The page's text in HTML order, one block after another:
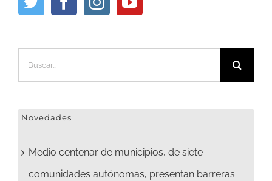
Novedades
Medio centenar de municipios, de siete
comunidades autónomas, presentan barreras